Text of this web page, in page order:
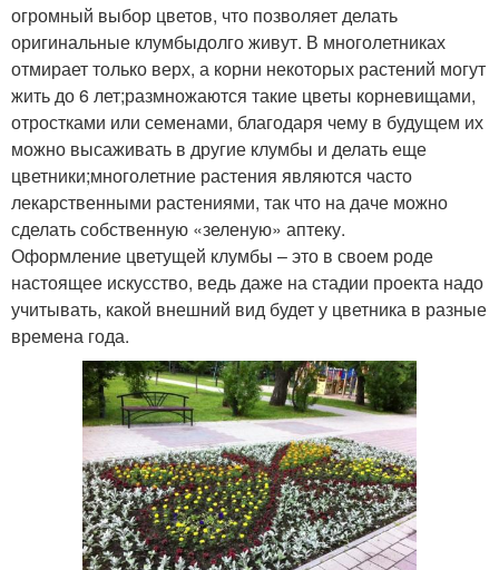
огромный выбор цветов, что позволяет делать
оригинальные клумбыдолго живут. В многолетниках
отмирает только верх, а корни некоторых растений могут
жить до 6 лет;размножаются такие цветы корневищами,
отростками или семенами, благодаря чему в будущем их
можно высаживать в другие клумбы и делать еще
цветники;многолетние растения являются часто
лекарственными растениями, так что на даче можно
сделать собственную «зеленую» аптеку.
Оформление цветущей клумбы – это в своем роде
настоящее искусство, ведь даже на стадии проекта надо
учитывать, какой внешний вид будет у цветника в разные
времена года.